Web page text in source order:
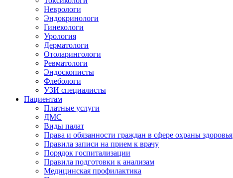
Неврологи
Эндокринологи
Гинекологи
Урология
Дерматологи
Отоларингологи
Ревматологи
Эндоскописты
Флебологи
УЗИ специалисты
Пациентам
Платные услуги
ДМС
Виды палат
Права и обязанности граждан в сфере охраны здоровья
Правила записи на прием к врачу
Порядок госпитализации
Правила подготовки к анализам
Медицинская профилактика